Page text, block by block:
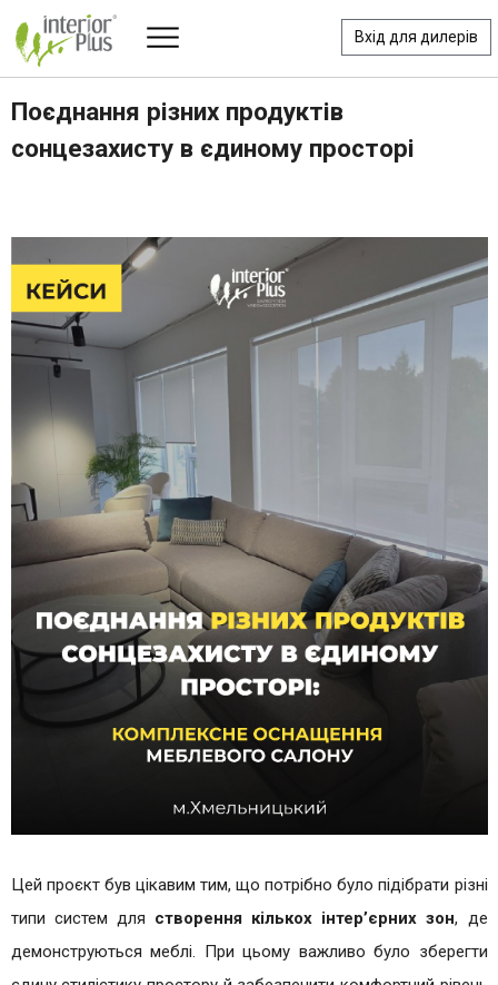
Вхід для дилерів
Поєднання різних продуктів
сонцезахисту в єдиному просторі
Цей проєкт був цікавим тим, що потрібно було підібрати різні
типи систем для створення кількох інтер’єрних зон, де
демонструються меблі. При цьому важливо було зберегти